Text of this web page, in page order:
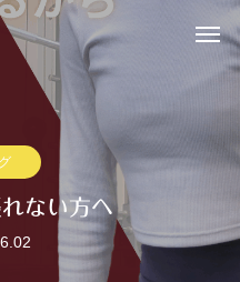
ない方へ